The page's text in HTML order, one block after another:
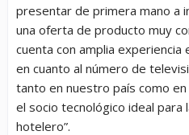
presentar de primera mano a
una oferta de producto muy
cuenta con amplia experiencia
en cuanto al número de
tanto en nuestro país como
el socio tecnológico ideal
hotelero”.